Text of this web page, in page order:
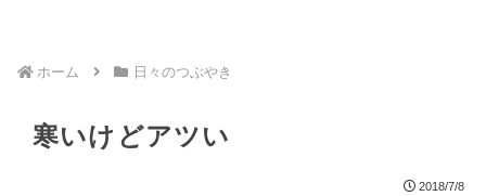
ホーム 日々のつぶやき
寒いけどアツい
2018/7/8